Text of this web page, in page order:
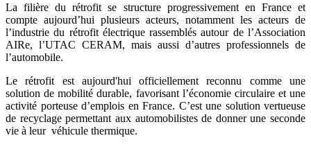
La filière du rétrofit se structure progressivement en France et
compte aujourd’hui plusieurs acteurs, notamment les acteurs de
l’industrie du rétrofit électrique rassemblés autour de l’Association
AIRe, l’UTAC CERAM, mais aussi d’autres professionnels de
l’automobile.
Le rétrofit est aujourd'hui officiellement reconnu comme une
solution de mobilité durable, favorisant l’économie circulaire et une
activité porteuse d’emplois en France. C’est une solution vertueuse
de recyclage permettant aux automobilistes de donner une seconde
vie à leur véhicule thermique.